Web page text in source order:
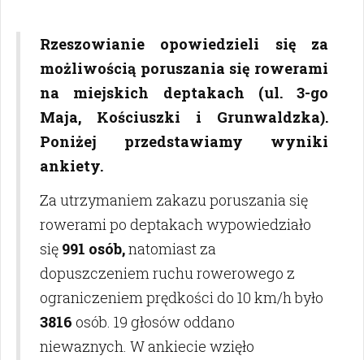
Rzeszowianie opowiedzieli się za
możliwością poruszania się rowerami
na miejskich deptakach (ul. 3-go
Maja, Kościuszki i Grunwaldzka).
Poniżej przedstawiamy wyniki
ankiety.
Za utrzymaniem zakazu poruszania się
rowerami po deptakach wypowiedziało
się 991 osób,natomiast za
dopuszczeniem ruchu rowerowego z
ograniczeniem prędkości do 10 km/h było
3816 osób. 19 głosów oddano
niewaznych. W ankiecie wzięło